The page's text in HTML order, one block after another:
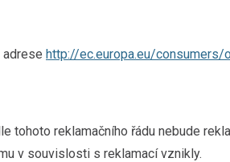
http://ec.europa.eu/consumers/
reklamačního řádu nebude
v souvislosti s reklamací vznikly.